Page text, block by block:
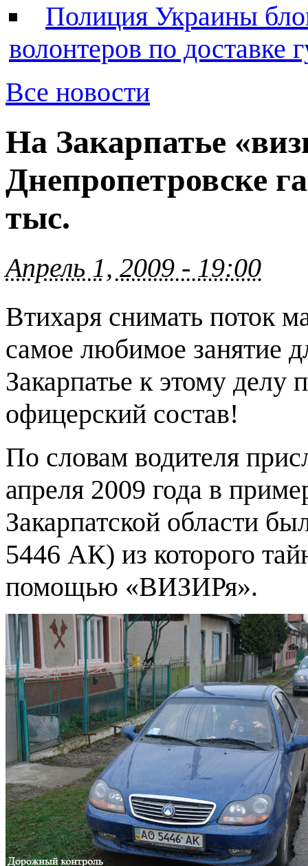
Полиция Украины
волонтеров по
Все новости
На Закарпатье
Днепропетровске
тыс.
Апрель 1, 2009 - 19:00
Втихаря снимать поток
самое любимое занятие
Закарпатье к этому делу
офицерский состав!
По словам водителя
апреля 2009 года в
Закарпатской области
5446 АК) из которого
помощью «ВИЗИРя».